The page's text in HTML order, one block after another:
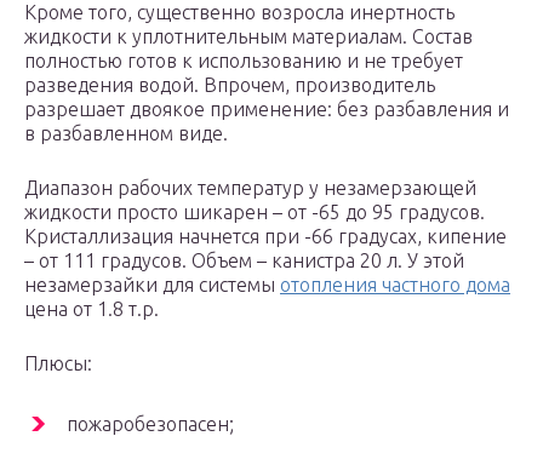
Кроме того, существенно возросла инертность
жидкости к уплотнительным материалам. Состав
полностью готов к использованию и не требует
разведения водой. Впрочем, производитель
разрешает двоякое применение: без разбавления и
в разбавленном виде.
Диапазон рабочих температур у незамерзающей
жидкости просто шикарен – от -65 до 95 градусов.
Кристаллизация начнется при -66 градусах, кипение
– от 111 градусов. Объем – канистра 20 л. У этой
незамерзайки для системы отопления частного дома
цена от 1.8 т.р.
Плюсы:
пожаробезопасен;